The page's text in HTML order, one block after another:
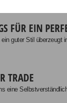
FÜR EIN
ein guter Stil überzeugt
TRADE
eine